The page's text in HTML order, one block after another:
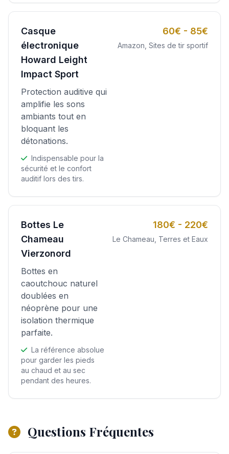
Casque
électronique
Howard Leight
Impact Sport
Protection auditive qui
amplifie les sons
ambiants tout en
bloquant les
détonations.
Indispensable pour la
sécurité et le confort
auditif lors des tirs.
60€ - 85€
Amazon, Sites de tir sportif
Bottes Le
Chameau
Vierzonord
Bottes en
caoutchouc naturel
doublées en
néoprène pour une
isolation thermique
parfaite.
La référence absolue
pour garder les pieds
au chaud et au sec
pendant des heures.
180€ - 220€
Le Chameau, Terres et Eaux
Questions Fréquentes